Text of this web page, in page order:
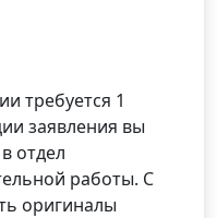
требуется 1
заявления вы
отдел
работы. С
оригиналы